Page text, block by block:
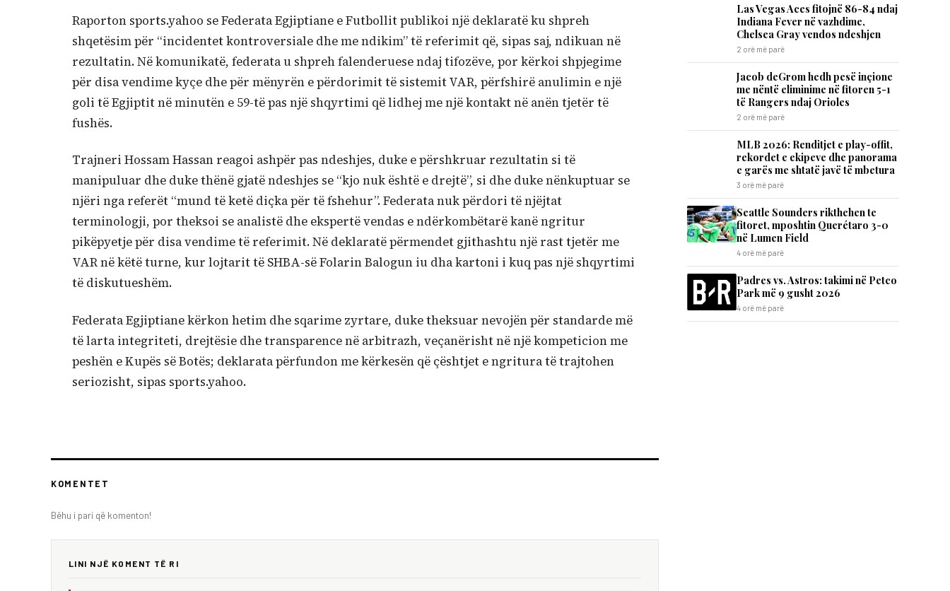
Raporton sports.yahoo se Federata Egjiptiane e Futbollit publikoi një deklaratë ku shpreh
shqetësim për “incidentet kontroversiale dhe me ndikim” të referimit që, sipas saj, ndikuan në
rezultatin. Në komunikatë, federata u shpreh falenderuese ndaj tifozëve, por kërkoi shpjegime
për disa vendime kyçe dhe për mënyrën e përdorimit të sistemit VAR, përfshirë anulimin e një
goli të Egjiptit në minutën e 59-të pas një shqyrtimi që lidhej me një kontakt në anën tjetër të
fushës.
Trajneri Hossam Hassan reagoi ashpër pas ndeshjes, duke e përshkruar rezultatin si të
manipuluar dhe duke thënë gjatë ndeshjes se “kjo nuk është e drejtë”, si dhe duke nënkuptuar se
njëri nga referët “mund të ketë diçka për të fshehur”. Federata nuk përdori të njëjtat
terminologji, por theksoi se analistë dhe ekspertë vendas e ndërkombëtarë kanë ngritur
pikëpyetje për disa vendime të referimit. Në deklaratë përmendet gjithashtu një rast tjetër me
VAR në këtë turne, kur lojtarit të SHBA-së Folarin Balogun iu dha kartoni i kuq pas një shqyrtimi
të diskutueshëm.
Federata Egjiptiane kërkon hetim dhe sqarime zyrtare, duke theksuar nevojën për standarde më
të larta integriteti, drejtësie dhe transparence në arbitrazh, veçanërisht në një kompeticion me
peshën e Kupës së Botës; deklarata përfundon me kërkesën që çështjet e ngritura të trajtohen
seriozisht, sipas sports.yahoo.
KOMENTET
Bëhu i pari që komenton!
LINI NJË KOMENT TË RI
Las Vegas Aces fitojnë 86-84 ndaj
Indiana Fever në vazhdime,
Chelsea Gray vendos ndeshjen
2 orë më parë
Jacob deGrom hedh pesë inçione
me nëntë eliminime në fitoren 5-1
të Rangers ndaj Orioles
2 orë më parë
MLB 2026: Renditjet e play-offit,
rekordet e ekipeve dhe panorama
e garës me shtatë javë të mbetura
3 orë më parë
Seattle Sounders rikthehen te
fitoret, mposhtin Querétaro 3-0
në Lumen Field
4 orë më parë
Padres vs. Astros: takimi në Petco
Park më 9 gusht 2026
4 orë më parë